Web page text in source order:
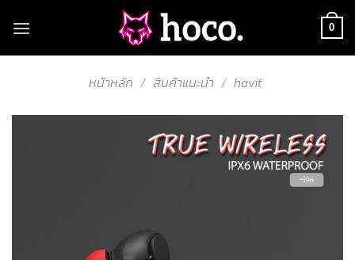
0
หน้าหลัก / สินค้าแนะนำ / havit